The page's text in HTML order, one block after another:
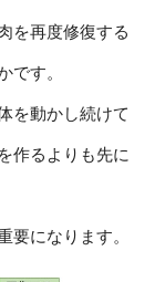
を再度修復する
です。
を動かし続けて
作るよりも先に
要になります。